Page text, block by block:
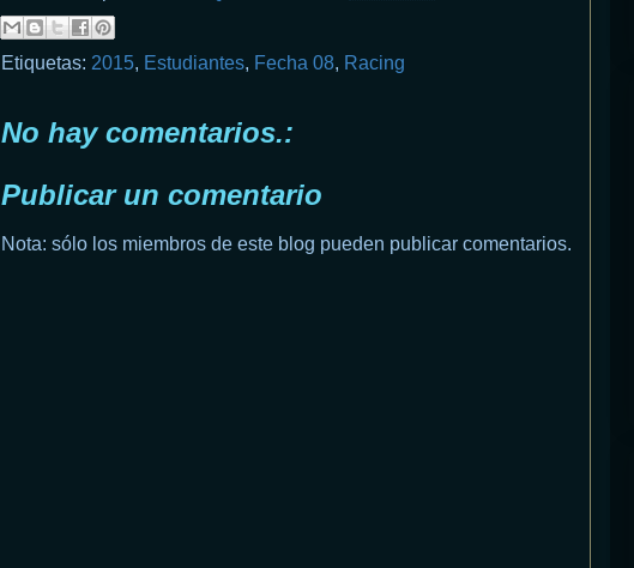
Etiquetas: 2015, Estudiantes, Fecha 08, Racing
No hay comentarios.:
Publicar un comentario
Nota: sólo los miembros de este blog pueden publicar comentarios.